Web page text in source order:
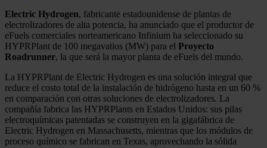
Electric Hydrogen, fabricante estadounidense de plantas de
electrolizadores de alta potencia, ha anunciado que el productor de
eFuels comerciales norteamericano Infinium ha seleccionado su
HYPRPlant de 100 megavatios (MW) para el Proyecto
Roadrunner, la que será la mayor planta de eFuels del mundo.
La HYPRPlant de Electric Hydrogen es una solución integral que
reduce el costo total de la instalación de hidrógeno hasta en un 60 %
en comparación con otras soluciones de electrolizadores. La
compañía fabrica las HYPRPlants en Estados Unidos: sus pilas
electroquímicas patentadas se construyen en la gigafábrica de
Electric Hydrogen en Massachusetts, mientras que los módulos de
proceso químico se fabrican en Texas, aprovechando la sólida